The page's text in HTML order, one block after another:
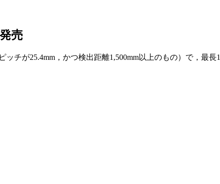
売
チが25.4mm，かつ検出距離1,500mm以上のもの）で，最